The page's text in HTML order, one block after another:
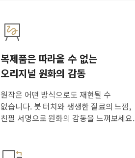
복제품은 따라올 수 없는
오리지널 원화의 감동
원작은 어떤 방식으로도 재현될 수
없습니다. 붓 터치와 생생한 질료의 느낌,
친필 서명으로 원화의 감동을 느껴보세요.